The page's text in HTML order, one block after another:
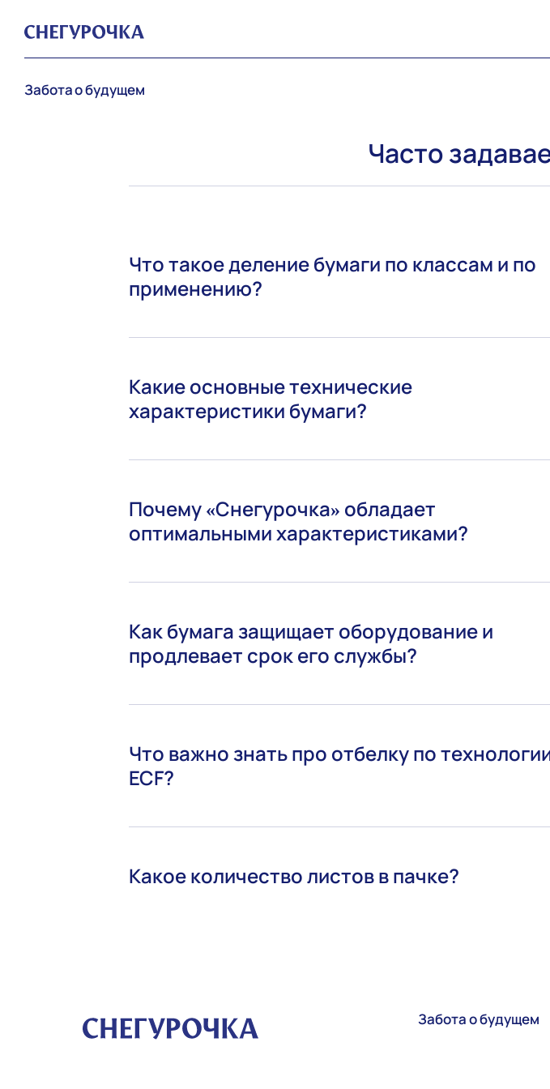
Забота о будущем
Часто
Что такое деление бумаги по классам и по
применению?
Какие основные технические
характеристики бумаги?
Почему «Снегурочка» обладает
оптимальными характеристиками?
Как бумага защищает оборудование и
продлевает срок его службы?
Что важно знать про отбелку по
ECF?
Какое количество листов в пачке?
Забота о будущем